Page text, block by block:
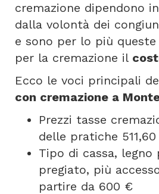
cremazione dipendono
dalla volontà dei
e sono per lo più queste
per la cremazione il
Ecco le voci principali
con cremazione a
Prezzi tasse
delle pratiche
Tipo di cassa, legno
pregiato, più
partire da 600 €